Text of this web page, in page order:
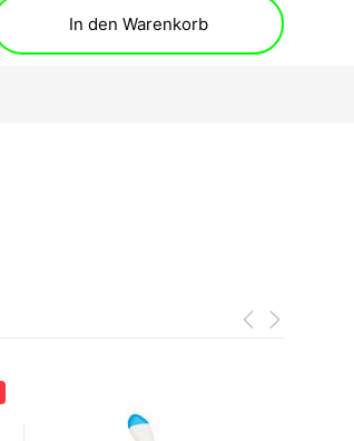
In den Warenkorb